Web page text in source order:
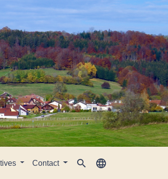
Contact search language